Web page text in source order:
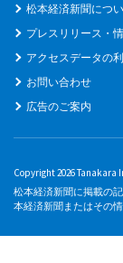
松本経済新聞につ
プレスリリース・
アクセスデータの
お問い合わせ
広告のご案内
Copyright 2026 Tanakara
松本経済新聞に掲載の
本経済新聞またはその